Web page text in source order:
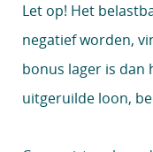
Let op! Het
negatief worden,
bonus lager is dan
uitgeruilde loon,